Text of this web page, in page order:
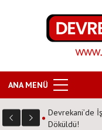
ANA MENÜ
Devrekani’de
Döküldü!